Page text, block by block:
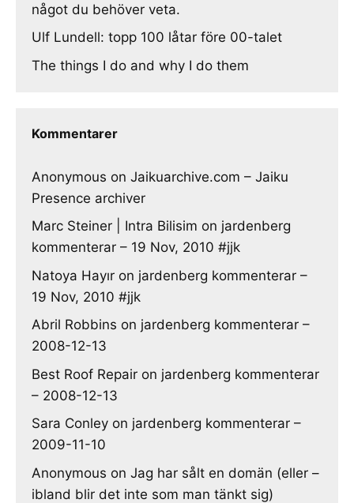
något du behöver veta.
Ulf Lundell: topp 100 låtar före 00-talet
The things I do and why I do them
Kommentarer
Anonymous on Jaikuarchive.com – Jaiku
Presence archiver
Marc Steiner | Intra Bilisim on jardenberg
kommenterar – 19 Nov, 2010 #jjk
Natoya Hayır on jardenberg kommenterar –
19 Nov, 2010 #jjk
Abril Robbins on jardenberg kommenterar –
2008-12-13
Best Roof Repair on jardenberg kommenterar
– 2008-12-13
Sara Conley on jardenberg kommenterar –
2009-11-10
Anonymous on Jag har sålt en domän (eller –
ibland blir det inte som man tänkt sig)